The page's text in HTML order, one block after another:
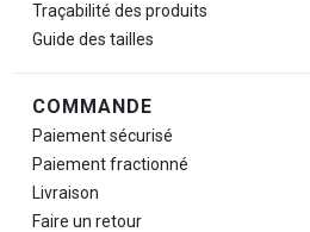
Traçabilité des produits
Guide des tailles
COMMANDE
Paiement sécurisé
Paiement fractionné
Livraison
Faire un retour